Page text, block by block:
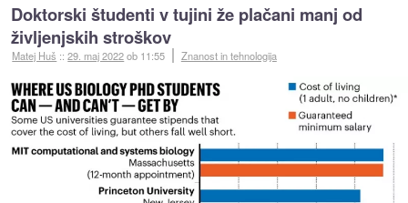
Doktorski študenti v tujini že plačani manj od
življenjskih stroškov
Matej Huš ::29. maj 2022ob 11:55 Znanost in tehnologija